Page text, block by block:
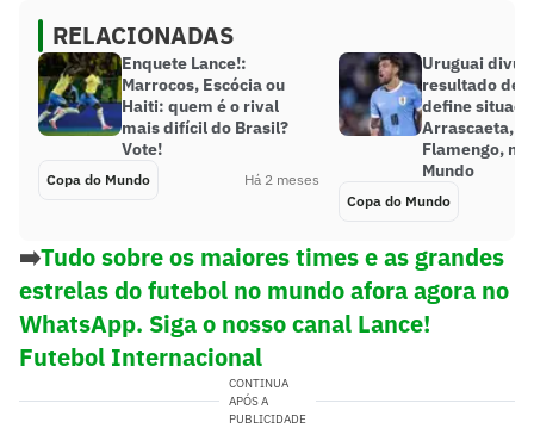
RELACIONADAS
Enquete Lance!:
Marrocos, Escócia ou
Haiti: quem é o rival
mais difícil do Brasil?
Vote!
Copa do Mundo Há 2 meses
Uruguai
resultado de
define
Arrascaeta,
Flamengo, na
Mundo
Copa do Mundo
➡️Tudo sobre os maiores times e as grandes
estrelas do futebol no mundo afora agora no
WhatsApp. Siga o nosso canal Lance!
Futebol Internacional
CONTINUA
APÓS A
PUBLICIDADE